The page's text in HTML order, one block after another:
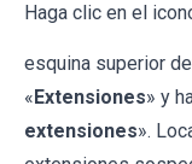
Haga clic en el
esquina superior
« Extensiones» y
extensiones».